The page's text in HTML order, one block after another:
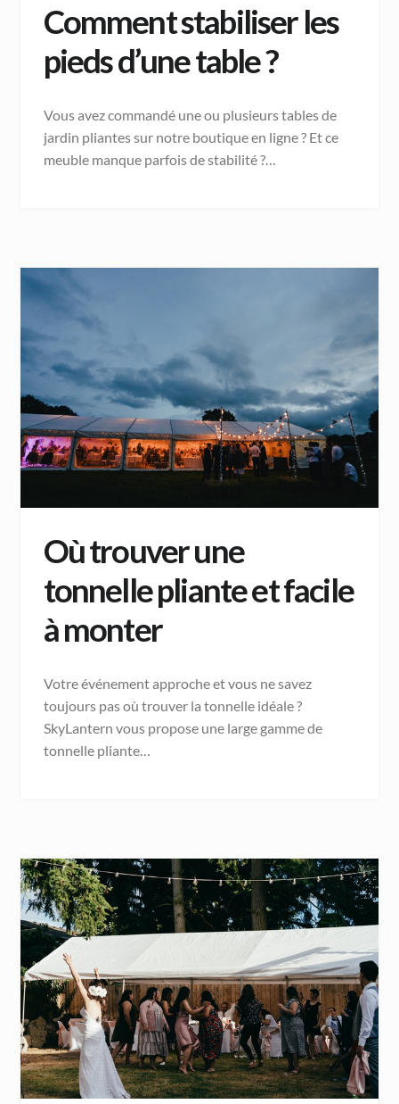
Comment stabiliser les
pieds d’une table ?
Vous avez commandé une ou plusieurs tables de
jardin pliantes sur notre boutique en ligne ? Et ce
meuble manque parfois de stabilité ?…
Où trouver une
tonnelle pliante et facile
à monter
Votre événement approche et vous ne savez
toujours pas où trouver la tonnelle idéale ?
SkyLantern vous propose une large gamme de
tonnelle pliante…